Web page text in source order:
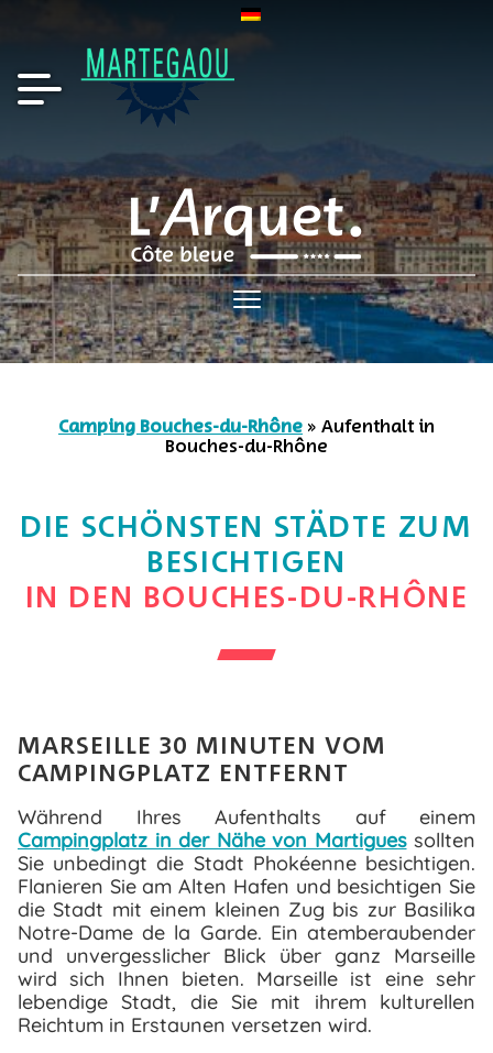
UNTERKUNFT
UMGEBUNG
CAMPINGPLATZ L'ARQUET
WELLNESSBEREICH
DIENSTE
ANIMATIONEN
SEMINAR
UMGEBUNG
CAMPINGPLATZ L'ARQUET
WELLNESSBEREICH
DIENSTE
ANIMATIONEN
RESTAURANT
Camping Bouches-du-Rhône » Aufenthalt in
Bouches-du-Rhône
DIE SCHÖNSTEN STÄDTE ZUM
BESICHTIGEN
IN DEN BOUCHES-DU-RHÔNE
MARSEILLE 30 MINUTEN VOM
CAMPINGPLATZ ENTFERNT
Während Ihres Aufenthalts auf einem
Campingplatz in der Nähe von Martiguessollten
Sie unbedingt die Stadt Phokéenne besichtigen.
Flanieren Sie am Alten Hafen und besichtigen Sie
die Stadt mit einem kleinen Zug bis zur Basilika
Notre-Dame de la Garde. Ein atemberaubender
und unvergesslicher Blick über ganz Marseille
wird sich Ihnen bieten. Marseille ist eine sehr
lebendige Stadt, die Sie mit ihrem kulturellen
Reichtum in Erstaunen versetzen wird.